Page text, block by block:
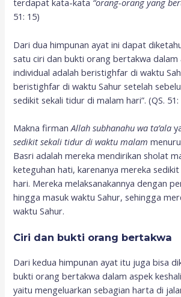
terdapat kata-kata “orang-orang yang
51: 15)
Dari dua himpunan ayat ini dapat
satu ciri dan bukti orang bertakwa dalam
individual adalah beristighfar di waktu
beristighfar di waktu Sahur setelah
sedikit sekali tidur di malam hari”. (QS. 51:
Makna firmanAllah subhanahu wa ta’ala
sedikit sekali tidur di waktu malam
Basri adalah mereka mendirikan sholat
keteguhan hati, karenanya mereka
hari. Mereka melaksanakannya dengan
hingga masuk waktu Sahur, sehingga
waktu Sahur.
Ciri dan bukti orang bertakwa
Dari kedua himpunan ayat itu juga bisa
bukti orang bertakwa dalam aspek
yaitu mengeluarkan sebagian harta di